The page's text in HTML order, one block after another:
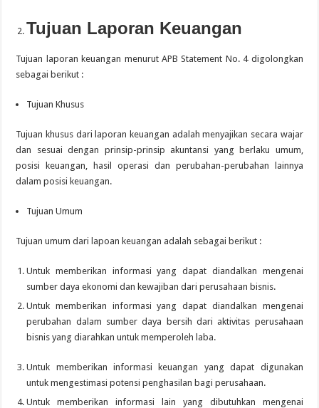
Tujuan Laporan Keuangan
Tujuan laporan keuangan menurut APB Statement No. 4 digolongkan
sebagai berikut :
Tujuan Khusus
Tujuan khusus dari laporan keuangan adalah menyajikan secara wajar
dan sesuai dengan prinsip-prinsip akuntansi yang berlaku umum,
posisi keuangan, hasil operasi dan perubahan-perubahan lainnya
dalam posisi keuangan.
Tujuan Umum
Tujuan umum dari lapoan keuangan adalah sebagai berikut :
Untuk memberikan informasi yang dapat diandalkan mengenai
sumber daya ekonomi dan kewajiban dari perusahaan bisnis.
Untuk memberikan informasi yang dapat diandalkan mengenai
perubahan dalam sumber daya bersih dari aktivitas perusahaan
bisnis yang diarahkan untuk memperoleh laba.
Untuk memberikan informasi keuangan yang dapat digunakan
untuk mengestimasi potensi penghasilan bagi perusahaan.
Untuk memberikan informasi lain yang dibutuhkan mengenai